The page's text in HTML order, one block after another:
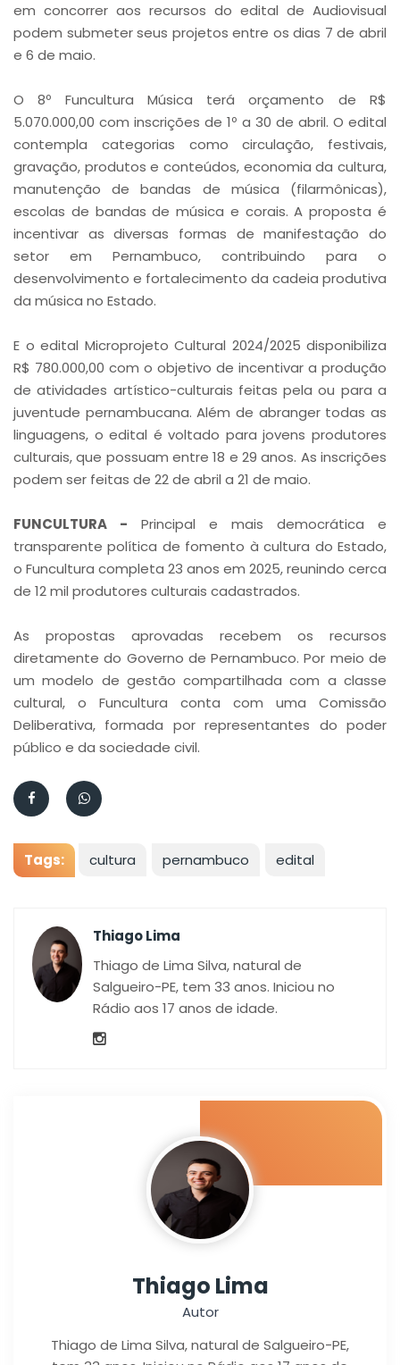
em concorrer aos recursos do edital de Audiovisual
podem submeter seus projetos entre os dias 7 de abril
e 6 de maio.
O 8º Funcultura Música terá orçamento de R$
5.070.000,00 com inscrições de 1º a 30 de abril. O edital
contempla categorias como circulação, festivais,
gravação, produtos e conteúdos, economia da cultura,
manutenção de bandas de música (filarmônicas),
escolas de bandas de música e corais. A proposta é
incentivar as diversas formas de manifestação do
setor em Pernambuco, contribuindo para o
desenvolvimento e fortalecimento da cadeia produtiva
da música no Estado.
E o edital Microprojeto Cultural 2024/2025 disponibiliza
R$ 780.000,00 com o objetivo de incentivar a produção
de atividades artístico-culturais feitas pela ou para a
juventude pernambucana. Além de abranger todas as
linguagens, o edital é voltado para jovens produtores
culturais, que possuam entre 18 e 29 anos. As inscrições
podem ser feitas de 22 de abril a 21 de maio.
FUNCULTURA - Principal e mais democrática e
transparente política de fomento à cultura do Estado,
o Funcultura completa 23 anos em 2025, reunindo cerca
de 12 mil produtores culturais cadastrados.
As propostas aprovadas recebem os recursos
diretamente do Governo de Pernambuco. Por meio de
um modelo de gestão compartilhada com a classe
cultural, o Funcultura conta com uma Comissão
Deliberativa, formada por representantes do poder
público e da sociedade civil.
Tags: cultura pernambuco edital
Thiago Lima
Thiago de Lima Silva, natural de
Salgueiro-PE, tem 33 anos. Iniciou no
Rádio aos 17 anos de idade.
Thiago Lima
Autor
Thiago de Lima Silva, natural de Salgueiro-PE,